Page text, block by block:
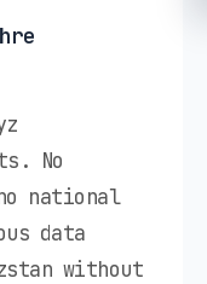
No
national
data
without